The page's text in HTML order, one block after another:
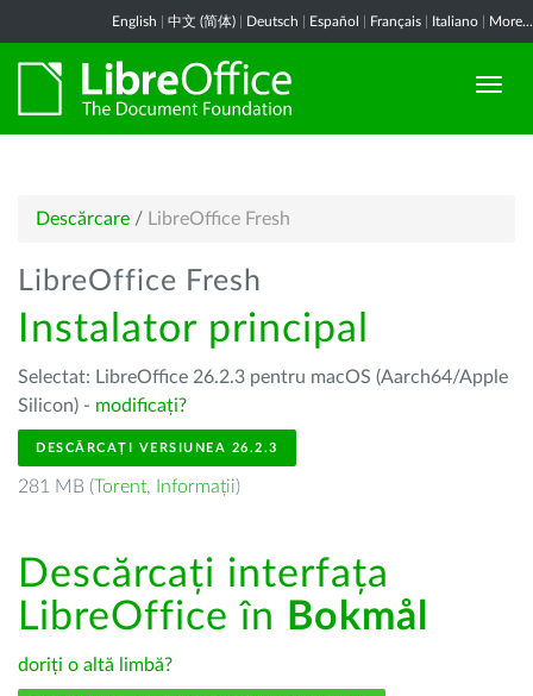
English 中文 (简体) Deutsch Español Français Italiano More...
Descărcare / LibreOffice Fresh
LibreOffice Fresh
Instalator principal
Selectat: LibreOffice 26.2.3 pentru macOS (Aarch64/Apple
Silicon) - modificați?
DESCĂRCAȚI VERSIUNEA 26.2.3
281 MB (Torent, Informații)
Descărcați interfața
LibreOffice în Bokmål
doriți o altă limbă?